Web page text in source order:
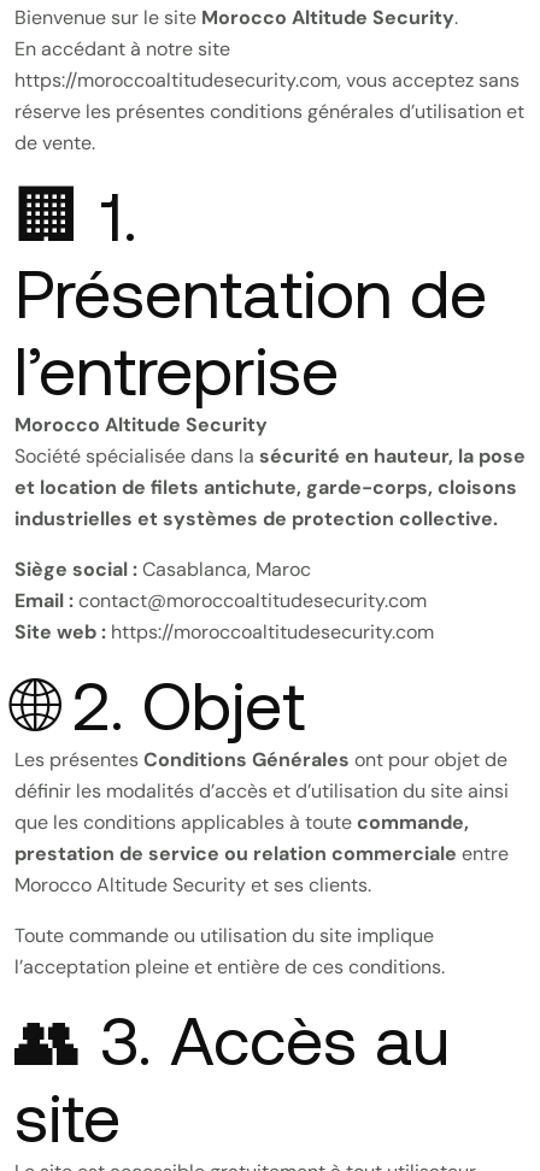
Bienvenue sur le site Morocco Altitude Security.
En accédant à notre site
https://moroccoaltitudesecurity.com, vous acceptez sans
réserve les présentes conditions générales d’utilisation et
de vente.
🏢 1.
Présentation de
l’entreprise
Morocco Altitude Security
Société spécialisée dans la sécurité en hauteur, la pose
et location de filets antichute, garde-corps, cloisons
industrielles et systèmes de protection collective.
Siège social :Casablanca, Maroc
Email :contact@moroccoaltitudesecurity.com
Site web : https://moroccoaltitudesecurity.com
🌐 2. Objet
Les présentesConditions Générales ont pour objet de
définir les modalités d’accès et d’utilisation du site ainsi
que les conditions applicables à toutecommande,
prestation de service ou relation commerciale entre
Morocco Altitude Security et ses clients.
Toute commande ou utilisation du site implique
l’acceptation pleine et entière de ces conditions.
👥 3. Accès au
site